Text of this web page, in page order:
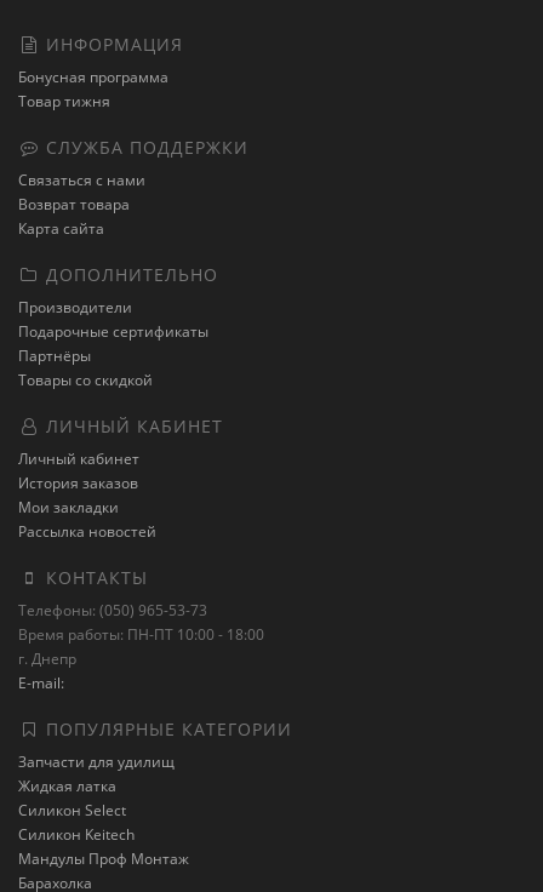
ИНФОРМАЦИЯ
Бонусная программа
Товар тижня
СЛУЖБА ПОДДЕРЖКИ
Связаться с нами
Возврат товара
Карта сайта
ДОПОЛНИТЕЛЬНО
Производители
Подарочные сертификаты
Партнёры
Товары со скидкой
ЛИЧНЫЙ КАБИНЕТ
Личный кабинет
История заказов
Мои закладки
Рассылка новостей
КОНТАКТЫ
Телефоны: (050) 965-53-73
Время работы: ПН-ПТ 10:00 - 18:00
г. Днепр
E-mail:
ПОПУЛЯРНЫЕ КАТЕГОРИИ
Запчасти для удилищ
Жидкая латка
Силикон Select
Силикон Keitech
Мандулы Проф Монтаж
Барахолка